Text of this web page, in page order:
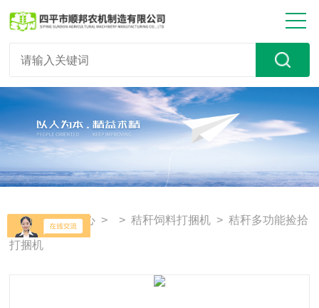
首页 >产品中心 > >秸秆饲料打捆机 > 秸秆多功能捡拾
打捆机